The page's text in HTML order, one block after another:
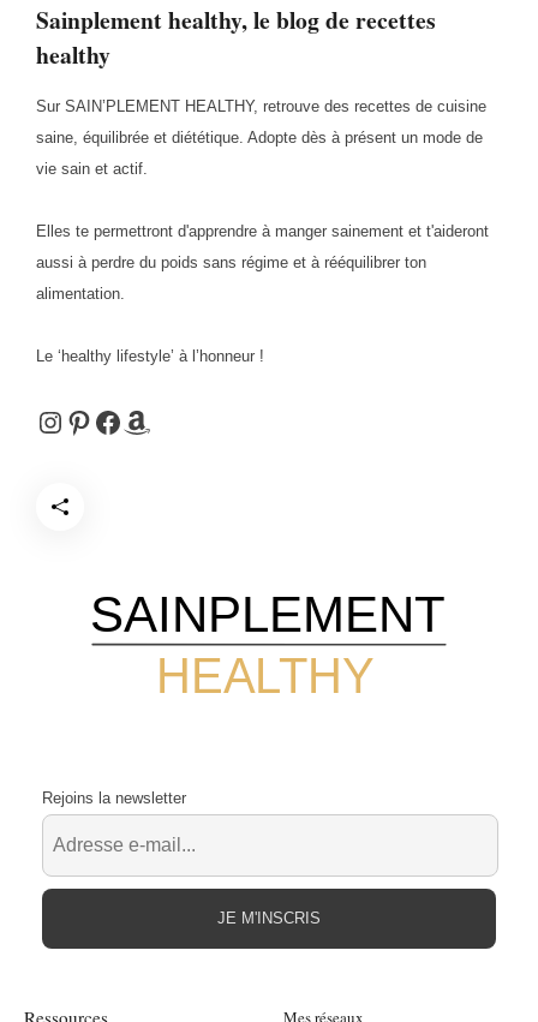
Sainplement healthy, le blog de recettes
healthy
Sur SAIN’PLEMENT HEALTHY, retrouve des recettes de cuisine
saine, équilibrée et diététique. Adopte dès à présent un mode de
vie sain et actif.
Elles te permettront d'apprendre à manger sainement et t'aideront
aussi à perdre du poids sans régime et à rééquilibrer ton
alimentation.
Le ‘healthy lifestyle’ à l’honneur !
Instagram
Pinterest
Facebook
Amazon
HEALTHY
SAINPLEMENT
Ressources Mes réseaux
Rejoins la newsletter
JE M'INSCRIS